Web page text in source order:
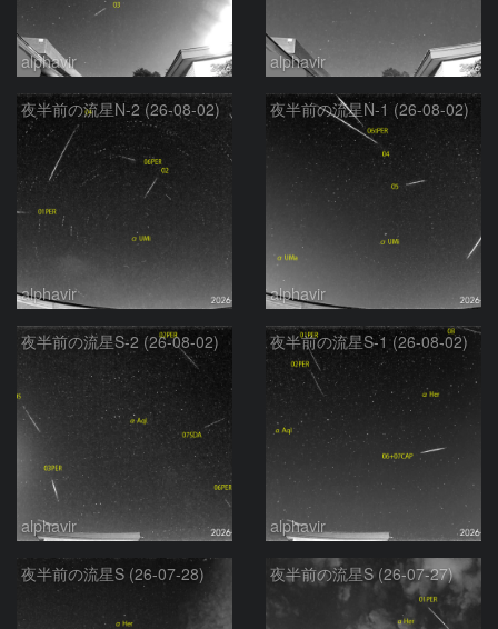
alphavir alphavir
夜半前の流星N-2 (26-08-02)
alphavir
夜半前の流星N-1 (26-08-02)
alphavir
夜半前の流星S-2 (26-08-02)
alphavir
夜半前の流星S-1 (26-08-02)
alphavir
夜半前の流星S (26-07-28) 夜半前の流星S (26-07-27)